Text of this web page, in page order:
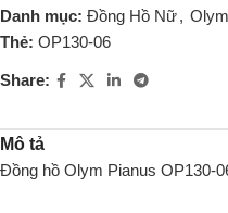
Danh mục: Đồng Hồ Nữ,
Thẻ: OP130-06
Share:
Mô tả
Đồng hồ Olym Pianus OP130-